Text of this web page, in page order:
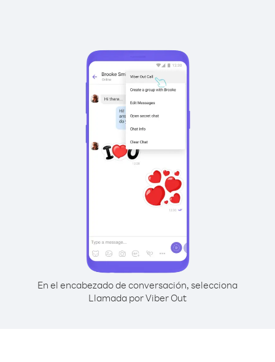
En el encabezado de conversación, selecciona
Llamada por Viber Out